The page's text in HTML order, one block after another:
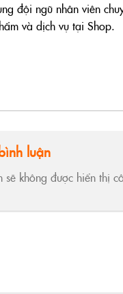
đội ngũ nhân viên
và dịch vụ tại Shop.
luận
sẽ không được hiển thị